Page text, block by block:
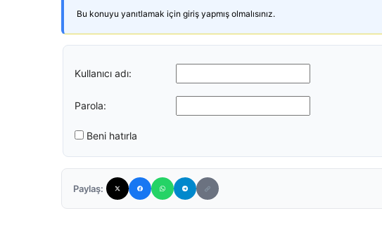
Bu konuyu yanıtlamak için giriş yapmış olmalısınız.
Kullanıcı adı:
Parola:
Beni hatırla
Paylaş: